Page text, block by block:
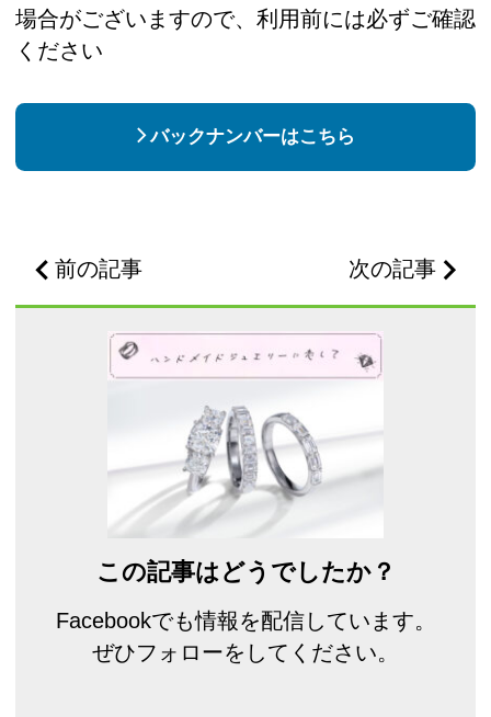
場合がございますので、利用前には必ずご確認
ください
バックナンバーはこちら
前の記事 次の記事
この記事はどうでしたか？
Facebookでも情報を配信しています。
ぜひフォローをしてください。